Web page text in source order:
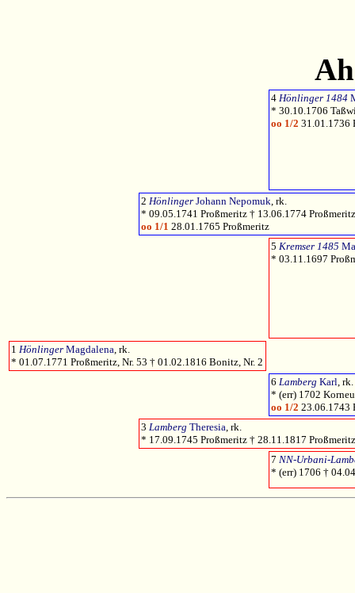
4 Hönlinger 1484
* 30.10.1706
oo 1/2 31.01.1736
2 Hönlinger Johann Nepomuk, rk.
* 09.05.1741 Proßmeritz † 13.06.1774
oo 1/1 28.01.1765 Proßmeritz
5 Kremser 1485
* 03.11.1697
1 Hönlinger Magdalena, rk.
* 01.07.1771 Proßmeritz, Nr. 53 † 01.02.1816 Bonitz, Nr. 2
6 Lamberg Karl,
* (err) 1702
oo 1/2 23.06.1743
3 Lamberg Theresia, rk.
* 17.09.1745 Proßmeritz † 28.11.1817
7 NN-Urbani-
* (err) 1706 †